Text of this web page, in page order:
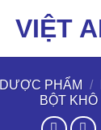
DƯỢC PHẨM /
BỘT KHÔ